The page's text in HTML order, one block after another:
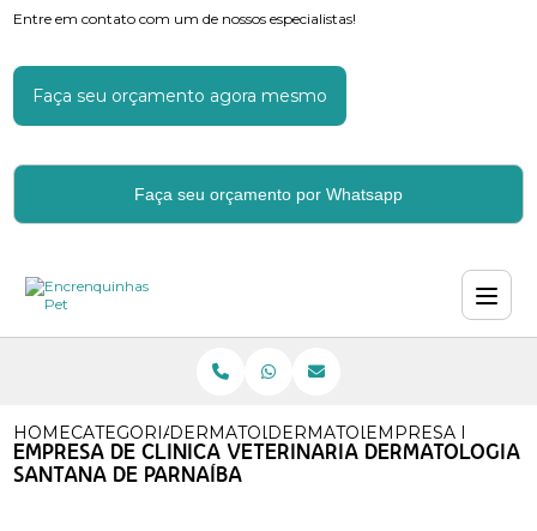
Entre em contato com um de nossos especialistas!
Faça seu orçamento agora mesmo
Faça seu orçamento por Whatsapp
HOMECATEGORIASDERMATOLOGIA VETERINARIA
DERMATOLOGISTA
EMPRESA DE
EMPRESA DE CLINICA VETERINARIA DERMATOLOGIA
SANTANA DE PARNAÍBA